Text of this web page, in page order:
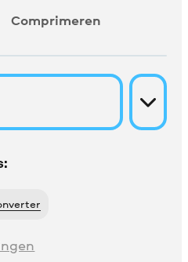
Comprimeren